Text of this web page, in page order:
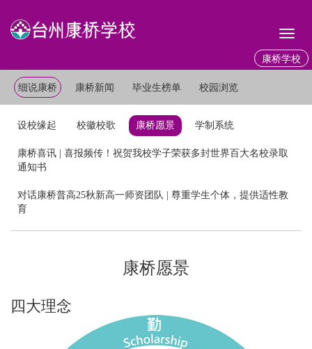
康桥学校
细说康桥 康桥新闻 毕业生榜单 校园浏览
设校缘起 校徽校歌 康桥愿景 学制系统
康桥喜讯 | 喜报频传！祝贺我校学子荣获多封世界百大名校录取
通知书
对话康桥普高25秋新高一师资团队 | 尊重学生个体，提供适性教
育
康桥愿景
四大理念